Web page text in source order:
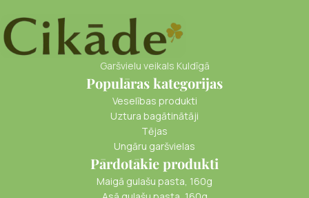
Garšvielu veikals Kuldīgā
Populāras kategorijas
Veselības produkti
Uztura bagātinātāji
Tējas
Ungāru garšvielas
Pārdotākie produkti
Maigā gulašu pasta, 160g